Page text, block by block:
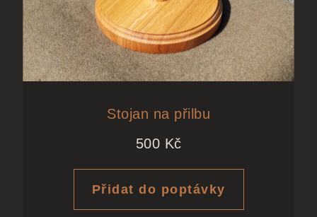
Stojan na přilbu
500 Kč
Přidat do poptávky